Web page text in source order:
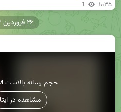
1 ۱۰:۳۵
13.4M حجم رسانه بالاست
مشاهده در ایتا
۲۶ فروردین ۱۴۰۴